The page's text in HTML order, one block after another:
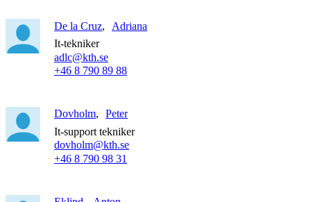
De la Cruz
Adriana
It-tekniker
adlc@kth.se
+46 8 790 89 88
Dovholm
Peter
It-support tekniker
dovholm@kth.se
+46 8 790 98 31